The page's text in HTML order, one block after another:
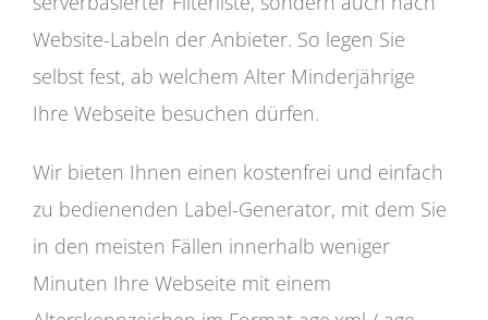
Website-Labeln der Anbieter. So legen Sie
selbst fest, ab welchem Alter Minderjährige
Ihre Webseite besuchen dürfen.
Wir bieten Ihnen einen kostenfrei und einfach
zu bedienenden Label-Generator, mit dem Sie
in den meisten Fällen innerhalb weniger
Minuten Ihre Webseite mit einem